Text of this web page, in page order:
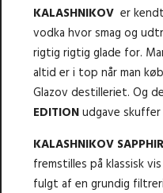
KALASHNIKOV er
vodka hvor smag og
rigtig rigtig glade for.
altid er i top når man
Glazov destilleriet. Og
EDITIONudgave skuffer
KALASHNIKOV
fremstilles på klassisk
fulgt af en grundig